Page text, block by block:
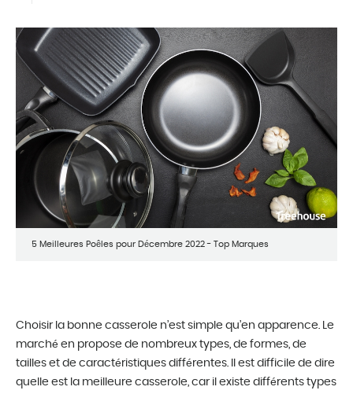
5 Meilleures Poêles pour Décembre 2022 - Top Marques
Choisir la bonne casserole n’est simple qu’en apparence. Le
marché en propose de nombreux types, de formes, de
tailles et de caractéristiques différentes. Il est difficile de dire
quelle est la meilleure casserole, car il existe différents types